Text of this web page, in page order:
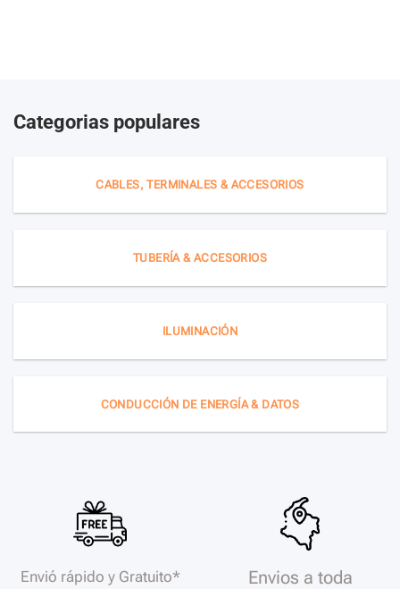
Categorias populares
CABLES, TERMINALES & ACCESORIOS
TUBERÍA & ACCESORIOS
ILUMINACIÓN
CONDUCCIÓN DE ENERGÍA & DATOS
Envió rápido y Gratuito*
Envios a toda